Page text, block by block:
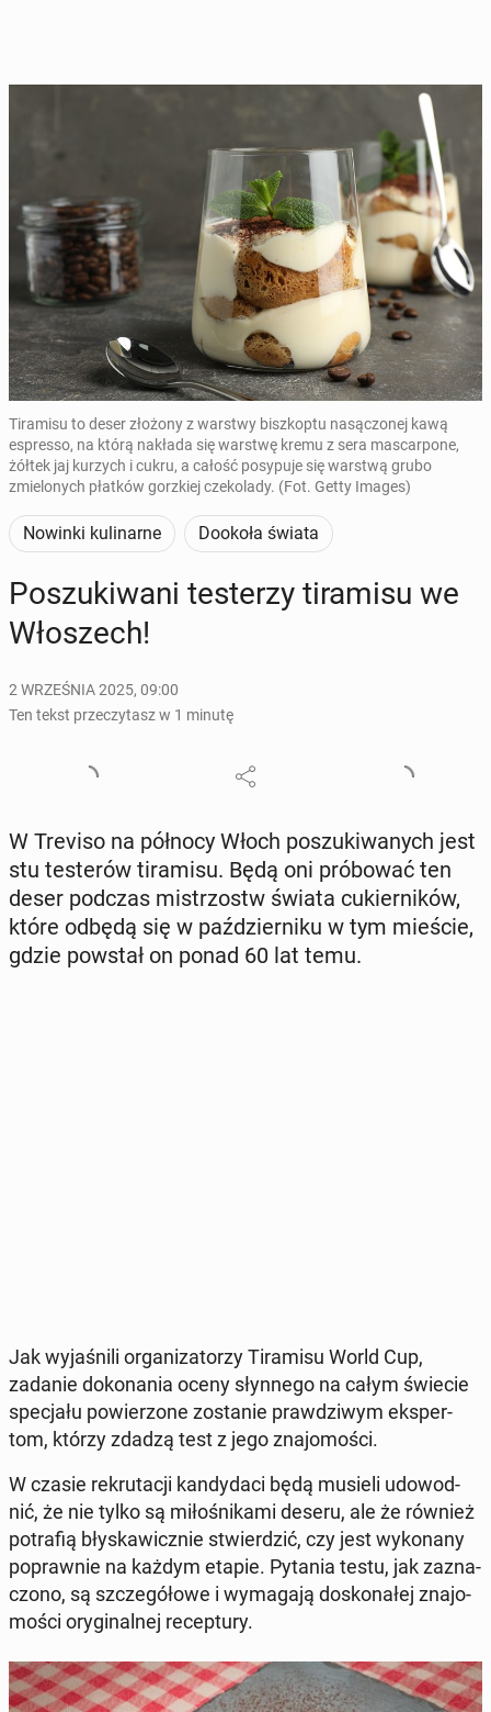
Tiramisu to deser złożony z warstwy biszkoptu nasączonej kawą
espresso, na którą nakłada się warstwę kremu z sera mascarpone,
żółtek jaj kurzych i cukru, a całość posypuje się warstwą grubo
zmielonych płatków gorzkiej czekolady. (Fot. Getty Images)
Nowinki kulinarne Dookoła świata
Po­szu­ki­wa­ni te­ste­rzy ti­ra­mi­su we
Wło­szech!
2 WRZEŚNIA 2025, 09:00
Ten tekst przeczytasz w 1 minutę
W Treviso na północy Włoch po­szu­ki­wa­nych jest
stu te­ste­rów ti­ra­mi­su. Będą oni pró­bo­wać ten
deser podczas mi­strzostw świata cu­kier­ni­ków,
które odbędą się w paź­dzier­ni­ku w tym mieście,
gdzie powstał on ponad 60 lat temu.
Jak wy­ja­śni­li or­ga­ni­za­to­rzy Ti­ra­mi­su World Cup,
zadanie do­ko­na­nia oceny słyn­ne­go na całym świecie
spe­cja­łu po­wie­rzo­ne zo­sta­nie praw­dzi­wym eks­per­
tom, którzy zdadzą test z jego zna­jo­mo­ści.
W czasie re­kru­ta­cji kan­dy­da­ci będą musieli udo­wod­
nić, że nie tylko są mi­ło­śni­ka­mi deseru, ale że również
po­tra­fią bły­ska­wicz­nie stwier­dzić, czy jest wy­ko­na­ny
po­praw­nie na każdym etapie. Pytania testu, jak za­zna­
czo­no, są szcze­gó­ło­we i wy­ma­ga­ją do­sko­na­łej zna­jo­
mo­ści ory­gi­nal­nej re­cep­tu­ry.